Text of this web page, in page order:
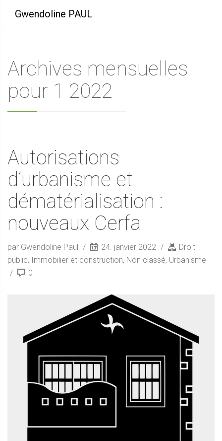
Gwendoline PAUL
Archives mensuelles
pour 1 2022
Autorisations
d’urbanisme et
dématérialisation :
nouveaux Cerfa
par Gwendoline Paul 24. janvier 2022
Droit
public, Immobilier et construction, Non classé, Urbanisme
0